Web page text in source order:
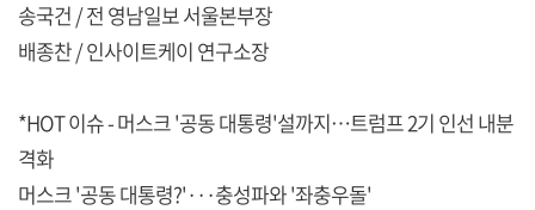
송국건 / 전 영남일보 서울본부장
배종찬 / 인사이트케이 연구소장
*HOT 이슈 - 머스크 '공동 대통령'설까지…트럼프 2기 인선 내분
격화
머스크 '공동 대통령?'···충성파와 '좌충우돌'